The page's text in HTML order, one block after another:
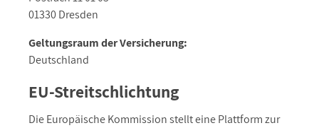
01330 Dresden
Geltungsraum der Versicherung:
Deutschland
EU-Streitschlichtung
Die Europäische Kommission stellt eine Plattform zur